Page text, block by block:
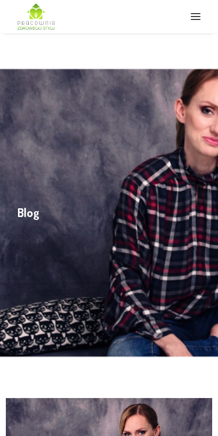
Wyszukiwanie
Blog